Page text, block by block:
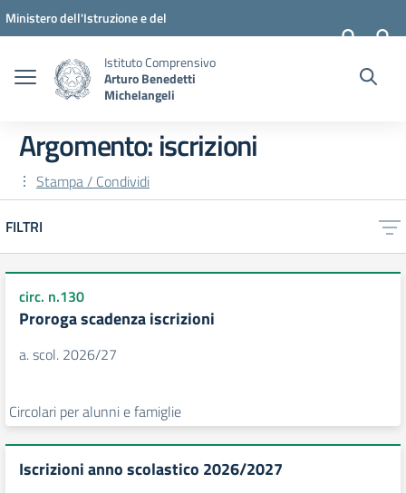
Vai ai contenuti
Vai al menu di navigazione
Vai al footer
Ministero dell'Istruzione e del
Istituto Comprensivo
Arturo Benedetti
Michelangeli
Argomento: iscrizioni
Stampa / Condividi
FILTRI
circ. n.130
Proroga scadenza iscrizioni
a. scol. 2026/27
Circolari per alunni e famiglie
Iscrizioni anno scolastico 2026/2027